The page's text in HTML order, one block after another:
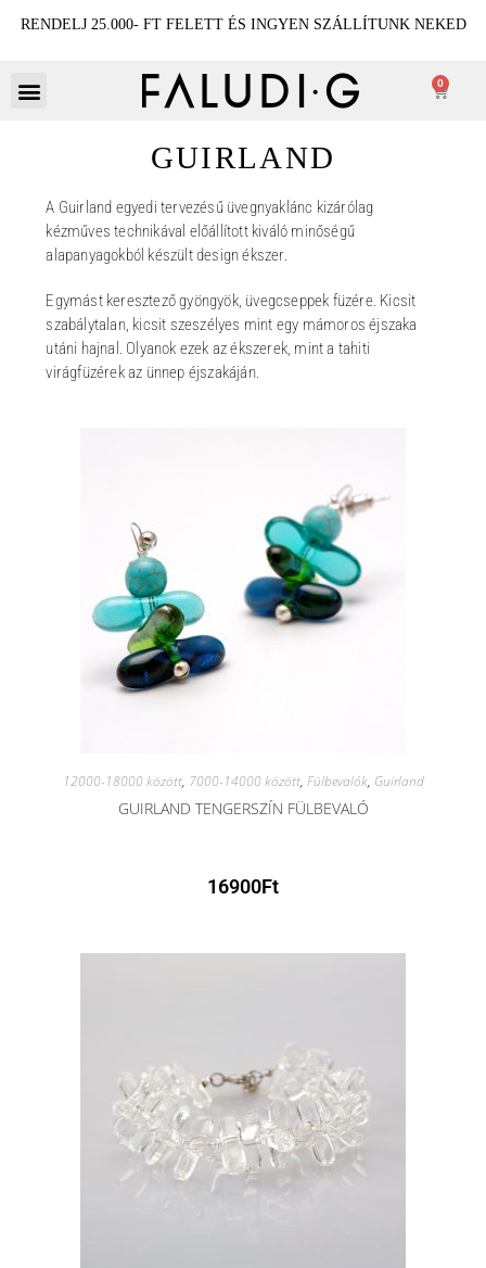
RENDELJ 25.000- FT FELETT ÉS INGYEN SZÁLLÍTUNK NEKED
0
GUIRLAND
A Guirland egyedi tervezésű üvegnyaklánc kizárólag
kézműves technikával előállított kiváló minőségű
alapanyagokból készült design ékszer.
Egymást keresztező gyöngyök, üvegcseppek füzére. Kicsit
szabálytalan, kicsit szeszélyes mint egy mámoros éjszaka
utáni hajnal. Olyanok ezek az ékszerek, mint a tahiti
virágfüzérek az ünnep éjszakáján.
12000-18000 között, 7000-14000 között, Fülbevalók, Guirland
GUIRLAND TENGERSZÍN FÜLBEVALÓ
16900Ft